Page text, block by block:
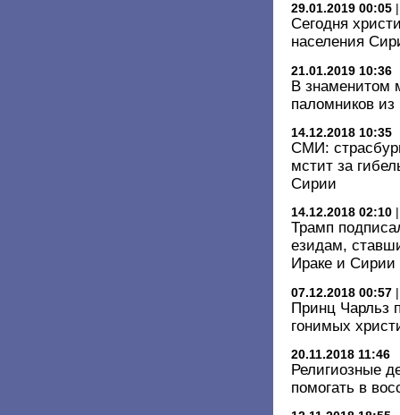
29.01.2019 00:05
Сегодня
населения
21.01.2019 10:36
В знаменитом
паломников из
14.12.2018 10:35
СМИ:
мстит за
Сирии
14.12.2018 02:10
Трамп
езидам,
Ираке и Сирии
07.12.2018 00:57
Принц Чарльз
гонимых
20.11.2018 11:46
Религиозные
помогать в